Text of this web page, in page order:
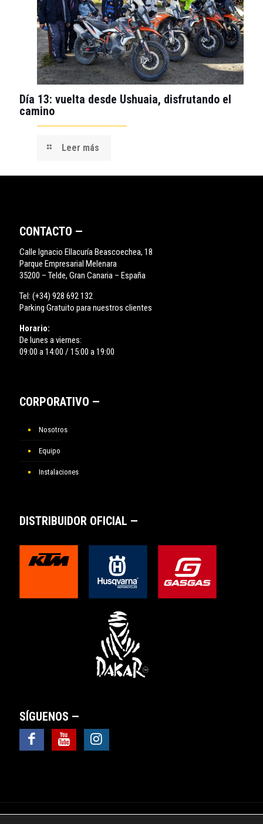
Día 13: vuelta desde Ushuaia, disfrutando el
camino
Leer más
CONTACTO —
Calle Ignacio Ellacuría Beascoechea, 18
Parque Empresarial Melenara
35200 – Telde, Gran Canaria – España
Tel: (+34) 928 692 132
Parking Gratuito para nuestros clientes
Horario:
De lunes a viernes:
09:00 a 14:00 / 15:00 a 19:00
CORPORATIVO —
Nosotros
Equipo
Instalaciones
DISTRIBUIDOR OFICIAL —
SÍGUENOS —